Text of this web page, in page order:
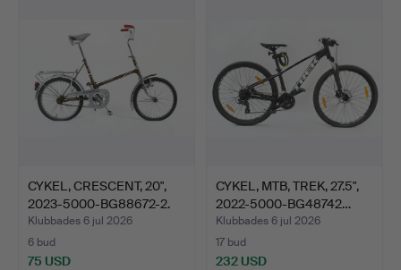
CYKEL, CRESCENT, 20",
2023-5000-BG88672-2.
Klubbades 6 jul 2026
6 bud
75 USD
CYKEL, MTB, TREK, 27.5",
2022-5000-BG48742…
Klubbades 6 jul 2026
17 bud
232 USD